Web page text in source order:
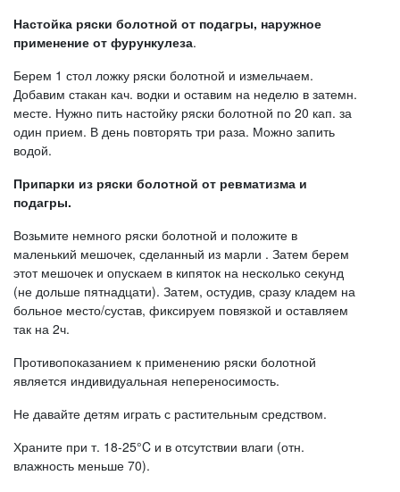
Настойка ряски болотной от подагры, наружное
применение от фурункулеза.
Берем 1 стол ложку ряски болотной и измельчаем.
Добавим стакан кач. водки и оставим на неделю в затемн.
месте. Нужно пить настойку ряски болотной по 20 кап. за
один прием. В день повторять три раза. Можно запить
водой.
Припарки из ряски болотной от ревматизма и
подагры.
Возьмите немного ряски болотной и положите в
маленький мешочек, сделанный из марли . Затем берем
этот мешочек и опускаем в кипяток на несколько секунд
(не дольше пятнадцати). Затем, остудив, сразу кладем на
больное место/сустав, фиксируем повязкой и оставляем
так на 2ч.
Противопоказанием к применению ряски болотной
является индивидуальная непереносимость.
Не давайте детям играть с растительным средством.
Храните при т. 18-25°C и в отсутствии влаги (отн.
влажность меньше 70).